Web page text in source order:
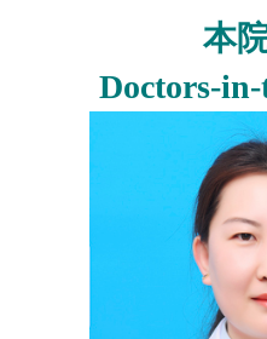
本
Doctors-